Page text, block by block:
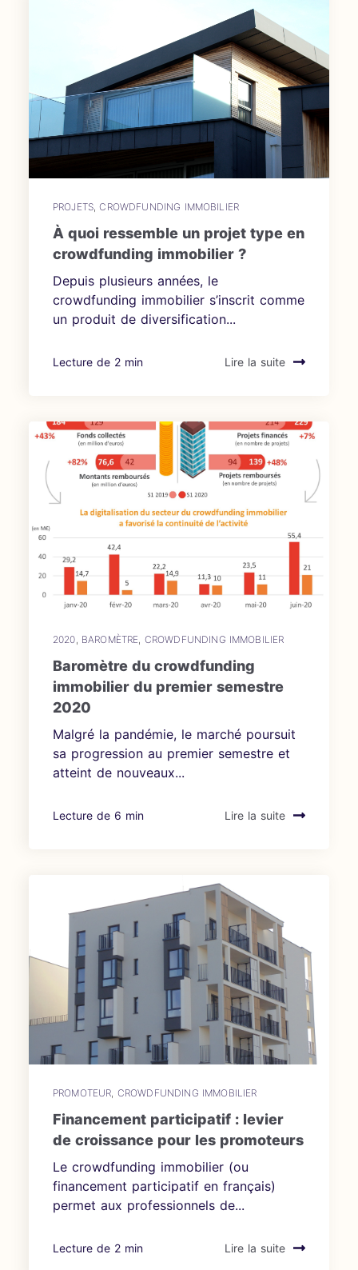
PROJETS ,CROWDFUNDING IMMOBILIER
À quoi ressemble un projet type en
crowdfunding immobilier ?
Depuis plusieurs années, le
crowdfunding immobilier s’inscrit comme
un produit de diversification...
Lecture de 2 min Lire la suite
2020 BAROMÈTRE CROWDFUNDING IMMOBILIER
Baromètre du crowdfunding
immobilier du premier semestre
2020
Malgré la pandémie, le marché poursuit
sa progression au premier semestre et
atteint de nouveaux...
Lecture de 6 min Lire la suite
PROMOTEUR, CROWDFUNDING IMMOBILIER
Financement participatif : levier
de croissance pour les promoteurs
Le crowdfunding immobilier (ou
financement participatif en français)
permet aux professionnels de...
Lecture de 2 min Lire la suite